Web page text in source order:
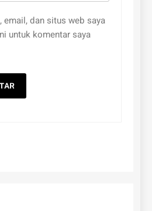
email, dan situs web saya
untuk komentar saya